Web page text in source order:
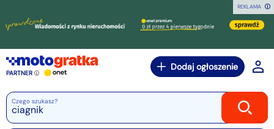
REKLAMA
PARTNER
Dodaj ogłoszenie
Czego szukasz?